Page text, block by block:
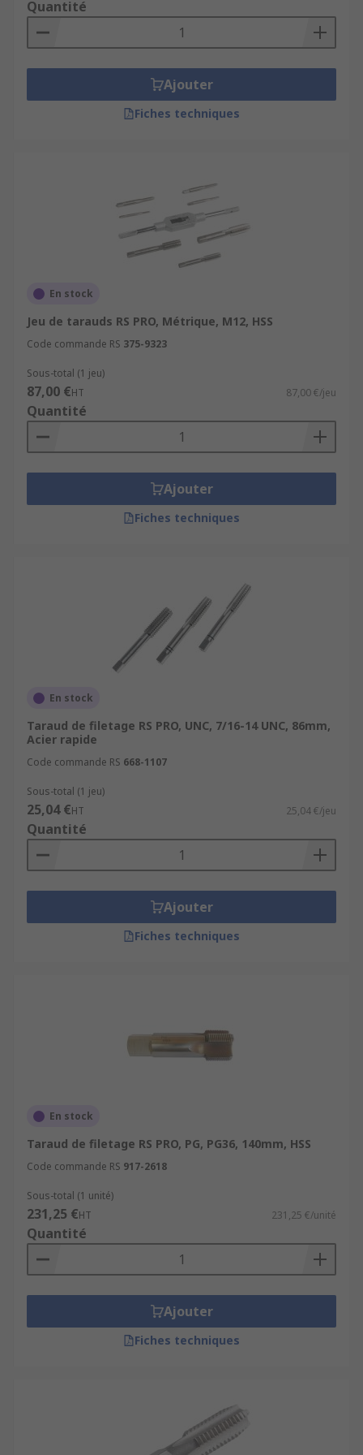
conçus pour les matériaux produisant peu
Tarauds de formage : pour former le filetage
par compression du matériau plutôt que par
coupe
tarauds sont utilisés en conjonction avec un
tourne-à-gauche, il est donc important de
tenir systématiquement compte des
capacités du tourne-à-gauche lors de l'achat
Quantité
Ajouter
Fiches techniques
En stock
Jeu de tarauds RS PRO, Métrique, M12, HSS
Code commande RS 375-9323
Sous-total (1 jeu)
87,00 €HT 87,00 €/jeu
Quantité
Ajouter
Fiches techniques
En stock
Taraud de filetage RS PRO, UNC, 7/16-14 UNC, 86mm,
Acier rapide
Code commande RS 668-1107
Sous-total (1 jeu)
25,04 €HT 25,04 €/jeu
Quantité
Ajouter
Fiches techniques
En stock
Taraud de filetage RS PRO, PG, PG36, 140mm, HSS
Code commande RS 917-2618
Sous-total (1 unité)
231,25 €HT 231,25 €/unité
Quantité
Ajouter
Fiches techniques